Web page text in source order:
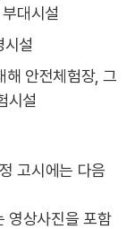
대시설
설
해 안전체험장, 그
시설
고시에는 다음
영상사진을 포함